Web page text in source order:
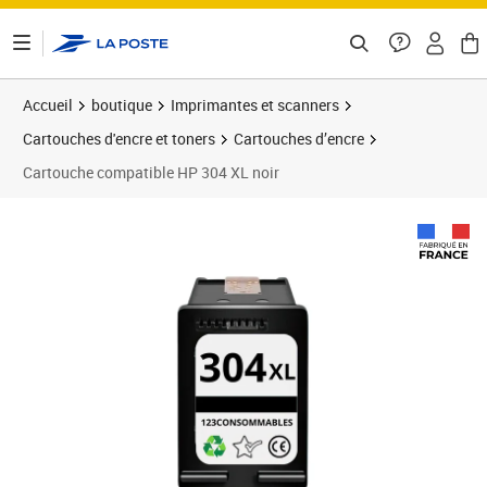
Accueil boutique
Imprimantes et scanners
Cartouches d'encre et toners
Cartouches d’encre
Cartouche compatible HP 304 XL noir